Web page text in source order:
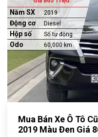
Năm SX 2019
Động cơ Diesel
Hộp số Số tự động
Odo 60,000 km
Mua Bán Xe Ô Tô
2019 Màu Đen Giá